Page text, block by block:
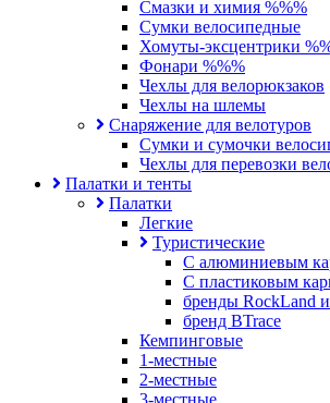
Смазки и химия %%%
Сумки велосипедные
Хомуты-эксцентрики
Фонари %%%
Чехлы для велорюкзаков
Чехлы на шлемы
Снаряжение для велотуров
Сумки и сумочки
Чехлы для перевозки
Палатки и тенты
Палатки
Легкие
Туристические
С алюминиевым
С пластиковым
бренды RockLand
бренд BTrace
Кемпинговые
1-местные
2-местные
3-местные